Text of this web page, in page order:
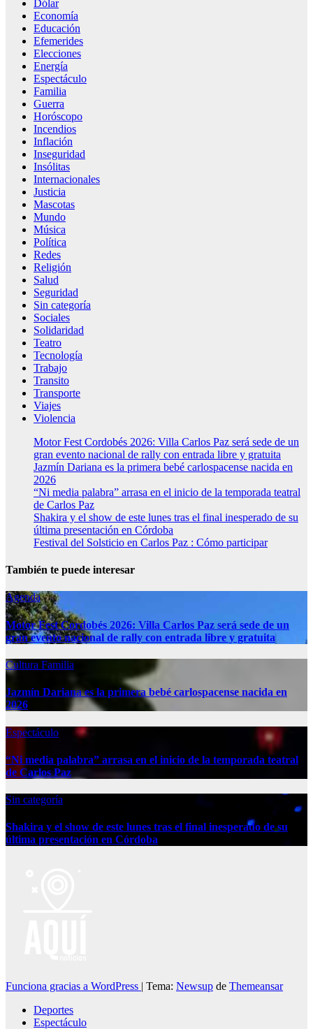
Dólar
Economía
Educación
Efemerides
Elecciones
Energía
Espectáculo
Familia
Guerra
Horóscopo
Incendios
Inflación
Inseguridad
Insólitas
Internacionales
Justicia
Mascotas
Mundo
Música
Política
Redes
Religión
Salud
Seguridad
Sin categoría
Sociales
Solidaridad
Teatro
Tecnología
Trabajo
Transito
Transporte
Viajes
Violencia
Motor Fest Cordobés 2026: Villa Carlos Paz será sede de un
gran evento nacional de rally con entrada libre y gratuita
Jazmín Dariana es la primera bebé carlospacense nacida en
2026
“Ni media palabra” arrasa en el inicio de la temporada teatral
de Carlos Paz
Shakira y el show de este lunes tras el final inesperado de su
última presentación en Córdoba
Festival del Solsticio en Carlos Paz : Cómo participar
También te puede interesar
Agenda
Motor Fest Cordobés 2026: Villa Carlos Paz será sede de un
gran evento nacional de rally con entrada libre y gratuita
Cultura Familia
Jazmín Dariana es la primera bebé carlospacense nacida en
2026
Espectáculo
“Ni media palabra” arrasa en el inicio de la temporada teatral
de Carlos Paz
Sin categoría
Shakira y el show de este lunes tras el final inesperado de su
última presentación en Córdoba
Funciona gracias a WordPress | Tema: Newsup de Themeansar
Deportes
Espectáculo